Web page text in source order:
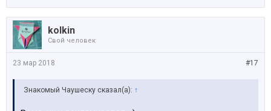
kolkin
Свой человек
#17
23 мар 2018
Знакомый Чаушеску сказал(а): ↑